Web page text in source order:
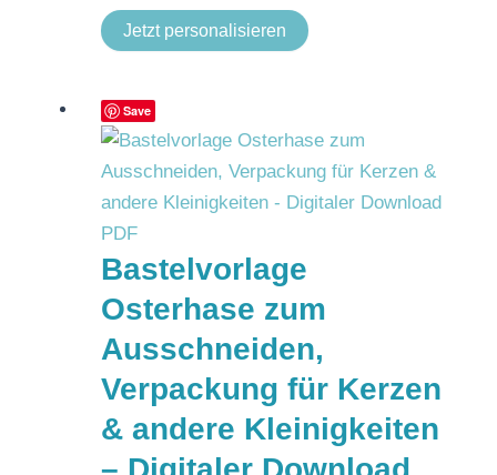
Jetzt personalisieren
Save
Bastelvorlage
Osterhase zum
Ausschneiden,
Verpackung für Kerzen
& andere Kleinigkeiten